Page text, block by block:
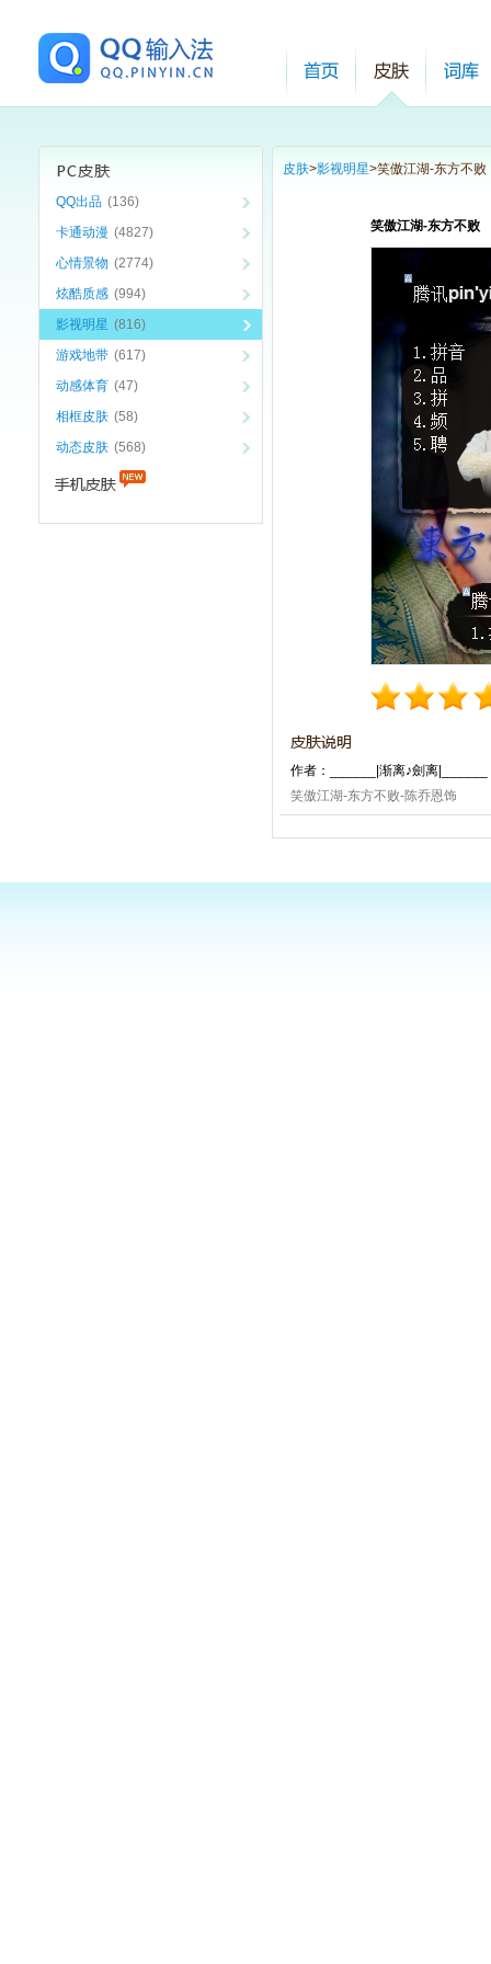
QQ出品 (136)
卡通动漫 (4827)
心情景物 (2774)
炫酷质感 (994)
影视明星 (816)
游戏地带 (617)
动感体育 (47)
相框皮肤 (58)
动态皮肤 (568)
皮肤>影视明星>笑傲江湖-东方不败
笑傲江湖-东方不败
作者：______|渐离♪劍离|______
笑傲江湖-东方不败-陈乔恩饰